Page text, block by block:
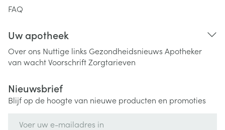
FAQ
Uw apotheek
Over ons Nuttige links Gezondheidsnieuws Apotheker
van wachtVoorschriftZorgtarieven
Nieuwsbrief
Blijf op de hoogte van nieuwe producten en promoties